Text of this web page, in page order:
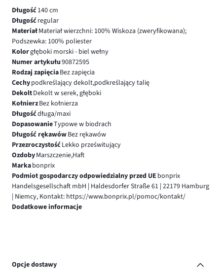
Długość140 cm
Długośćregular
MateriałMateriał wierzchni: 100% Wiskoza (zweryfikowana);
Podszewka: 100% poliester
Kolorgłęboki morski - biel wełny
Numer artykułu90872595
Rodzaj zapięciaBez zapięcia
Cechypodkreślający dekolt,podkreślający talię
DekoltDekolt w serek, głęboki
KołnierzBez kołnierza
Długośćdługa/maxi
DopasowanieTypowe w biodrach
Długość rękawówBez rękawów
PrzezroczystośćLekko prześwitujący
OzdobyMarszczenie,Haft
Markabonprix
Podmiot gospodarczy odpowiedzialny przed UE bonprix
Handelsgesellschaft mbH | Haldesdorfer Straße 61 | 22179 Hamburg
| Niemcy, Kontakt: https://www.bonprix.pl/pomoc/kontakt/
Dodatkowe informacje
Opcje dostawy